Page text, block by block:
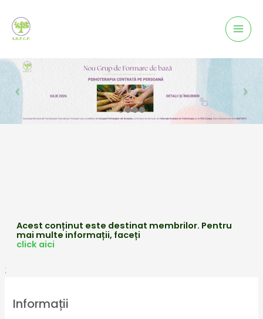
Acest conținut este destinat membrilor. Pentru
mai multe informații, faceți
click aici
;
Informații